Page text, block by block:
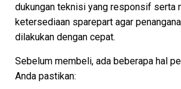
dukungan teknisi yang responsif serta
ketersediaan sparepart agar
dilakukan dengan cepat.
Sebelum membeli, ada beberapa hal
Anda pastikan: